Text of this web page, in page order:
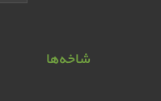
شاخه‌ها